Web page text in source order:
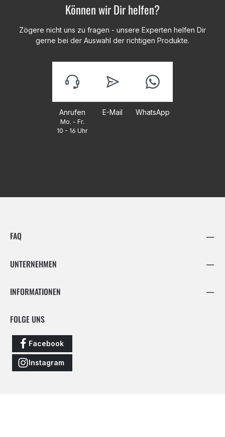
Können wir Dir helfen?
Zögere nicht uns zu fragen - unsere Experten helfen Dir
gerne bei der Auswahl der richtigen Produkte.
Anrufen
Mo. - Fr.
10 - 16 Uhr
E-Mail WhatsApp
FAQ
UNTERNEHMEN
INFORMATIONEN
FOLGE UNS
Facebook
Instagram